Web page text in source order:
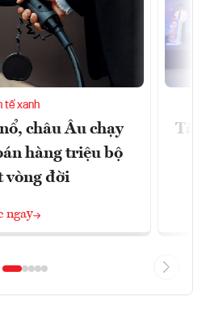
tế xanh
châu Âu chạy
hàng triệu bộ
vòng đời
ngay